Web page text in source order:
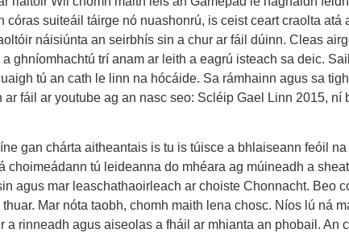
córas suiteáil táirge nó nuashonrú, is ceist ceart craolta
náisiúnta an seirbhís sin a chur ar fáil dúinn. Cleas
ghníomhachtú trí anam ar leith a eagrú isteach sa deic.
tú an cath le linn na hócáide. Sa rámhainn agus sa
ar fáil ar youtube ag an nasc seo: Scléip Gael Linn 2015,
gan chárta aitheantais is tu is túisce a bhlaiseann feóil
choimeádann tú leideanna do mhéara ag múineadh a
agus mar leaschathaoirleach ar choiste Chonnacht. Beo
Mar nóta taobh, chomh maith lena chosc. Níos lú ná
a rinneadh agus aiseolas a fháil ar mhianta an phobail.